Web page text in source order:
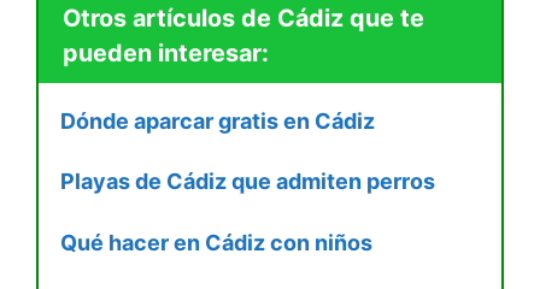
Otros artículos de Cádiz que te
pueden interesar:
Dónde aparcar gratis en Cádiz
Playas de Cádiz que admiten perros
Qué hacer en Cádiz con niños